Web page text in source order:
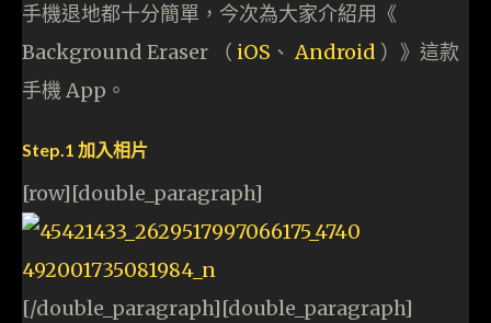
手機退地都十分簡單，今次為大家介紹用《
Background Eraser （ iOS 、 Android ）》這款
手機 App。
Step.1 加入相片
[row][double_paragraph]
[/double_paragraph][double_paragraph]